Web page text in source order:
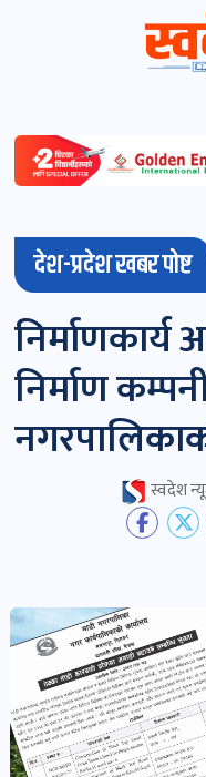
विशेष
माडी
(स्थानीय)
खबर
पोष्ट
खबर
खबर
पोष्ट
विकास-
निर्माण
देश-प्रदेश खबर पोष्ट
निर्माणकार्य
निर्माण
स्वदेश